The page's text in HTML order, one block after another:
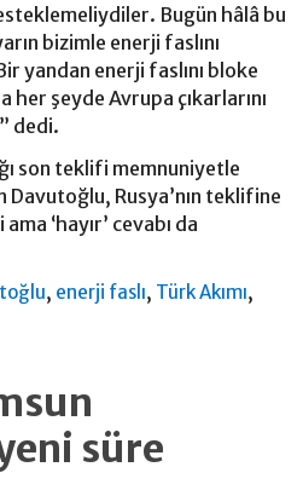
Bugün hâlâ bu
bizimle enerji faslını
yandan enerji faslını bloke
şeyde Avrupa çıkarlarını
dedi.
son teklifi memnuniyetle
Davutoğlu, Rusya’nın teklifine
‘hayır’ cevabı da
, enerji faslı, Türk Akımı,
süre